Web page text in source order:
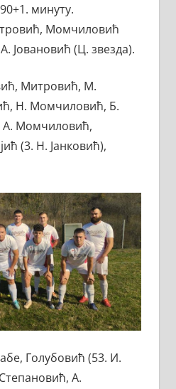
минуту.
Момчиловић
Јовановић (Ц. звезда).
Митровић, М.
Н. Момчиловић, Б.
А. Момчиловић,
(3. Н. Јанковић),
Голубовић (53. И.
А.